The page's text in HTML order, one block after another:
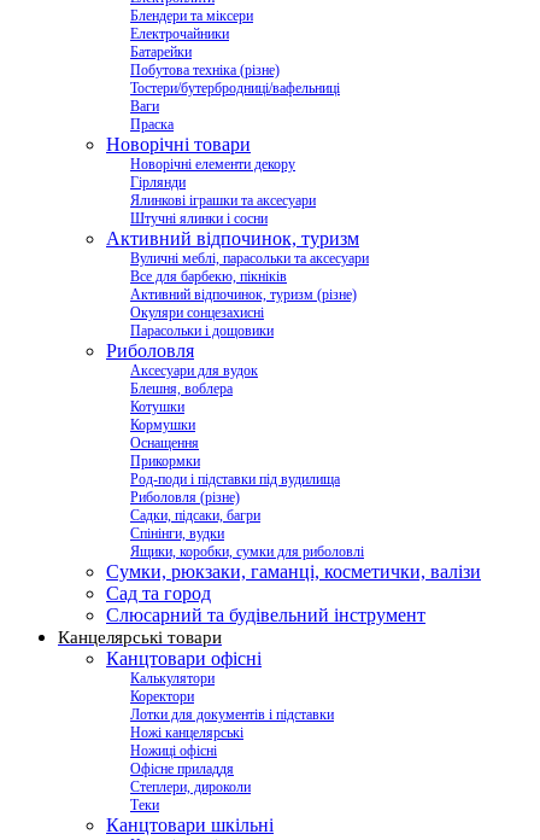
Блендери та міксери
Електрочайники
Батарейки
Побутова техніка (різне)
Тостери/бутербродниці/вафельниці
Ваги
Праска
Новорічні товари
Новорічні елементи декору
Гірлянди
Ялинкові іграшки та аксесуари
Штучні ялинки і сосни
Активний відпочинок, туризм
Вуличні меблі, парасольки та аксесуари
Все для барбекю, пікніків
Активний відпочинок, туризм (різне)
Окуляри сонцезахисні
Парасольки і дощовики
Риболовля
Аксесуари для вудок
Блешня, воблера
Котушки
Кормушки
Оснащення
Прикормки
Род-поди і підставки під вудилища
Риболовля (різне)
Садки, підсаки, багри
Спінінги, вудки
Ящики, коробки, сумки для риболовлі
Сумки, рюкзаки, гаманці, косметички, валізи
Сад та город
Слюсарний та будівельний інструмент
Канцелярські товари
Канцтовари офісні
Калькулятори
Коректори
Лотки для документів і підставки
Ножі канцелярські
Ножиці офісні
Офісне приладдя
Степлери, дироколи
Теки
Канцтовари шкільні